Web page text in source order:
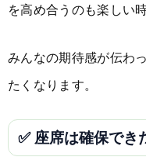
を高め合うのも楽しい
みんなの期待感が伝わ
たくなります。
✅ 座席は確保でき